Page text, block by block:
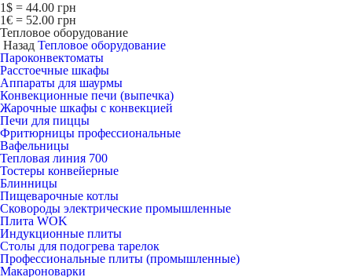
1$ = 44.00 грн
1€ = 52.00 грн
Тепловое оборудование
Назад Тепловое оборудование
Пароконвектоматы
Расcтоечные шкафы
Аппараты для шаурмы
Конвекционные печи (выпечка)
Жарочные шкафы с конвекцией
Печи для пиццы
Фритюрницы профессиональные
Вафельницы
Тепловая линия 700
Тостеры конвейерные
Блинницы
Пищеварочные котлы
Сковороды электрические промышленные
Плита WOK
Индукционные плиты
Столы для подогрева тарелок
Профессиональные плиты (промышленные)
Макароноварки